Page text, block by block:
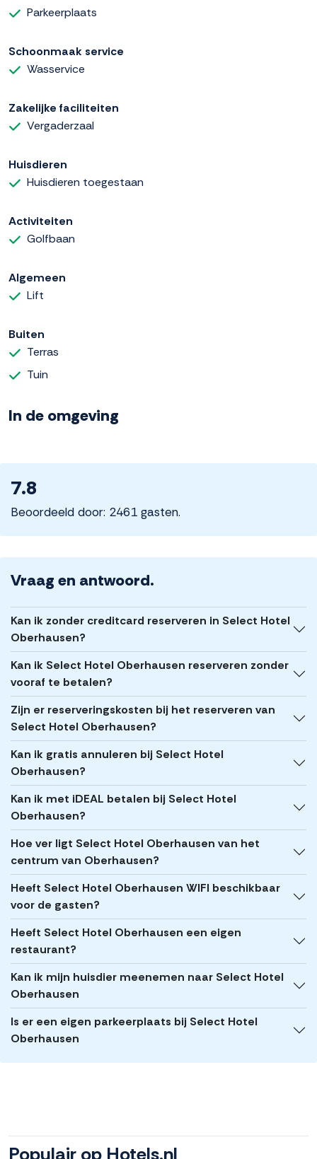
Parkeerplaats
Schoonmaak service
Wasservice
Zakelijke faciliteiten
Vergaderzaal
Huisdieren
Huisdieren toegestaan
Activiteiten
Golfbaan
Algemeen
Lift
Buiten
Terras
Tuin
In de omgeving
7.8
Beoordeeld door: 2461 gasten.
Vraag en antwoord.
Kan ik zonder creditcard reserveren in Select Hotel
Oberhausen?
Kan ik Select Hotel Oberhausen reserveren zonder
vooraf te betalen?
Zijn er reserveringskosten bij het reserveren van
Select Hotel Oberhausen?
Kan ik gratis annuleren bij Select Hotel
Oberhausen?
Kan ik met iDEAL betalen bij Select Hotel
Oberhausen?
Hoe ver ligt Select Hotel Oberhausen van het
centrum van Oberhausen?
Heeft Select Hotel Oberhausen WIFI beschikbaar
voor de gasten?
Heeft Select Hotel Oberhausen een eigen
restaurant?
Kan ik mijn huisdier meenemen naar Select Hotel
Oberhausen
Is er een eigen parkeerplaats bij Select Hotel
Oberhausen